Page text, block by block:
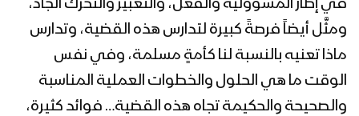
1444هـ
خوف الصهاينة – القول السديد 1444هـ
في إطار المسؤولية والفعل، والتعبير والتحرك الجاد،
ومثَّل أيضاً فرصةً كبيرة لتدارس هذه القضية، وتدارس
ماذا تعنيه بالنسبة لنا كأمةٍ مسلمة، وفي نفس
الوقت ما هي الحلول والخطوات العملية المناسبة
والصحيحة والحكيمة تجاه هذه القضية… فوائد كثيرة،